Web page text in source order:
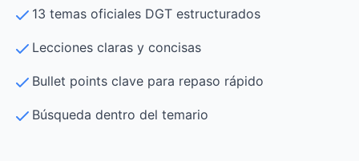
13 temas oficiales DGT estructurados
Lecciones claras y concisas
Bullet points clave para repaso rápido
Búsqueda dentro del temario